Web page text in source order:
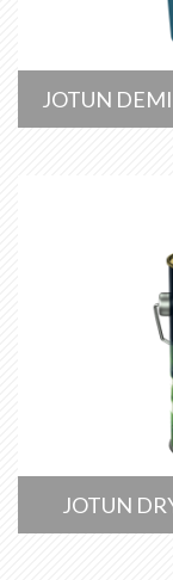
JOTUN
JOTUN